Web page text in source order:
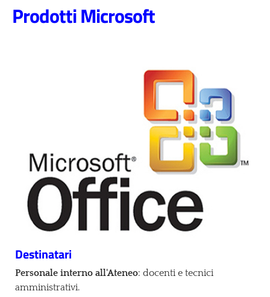
Prodotti Microsoft
Destinatari
Personale interno all'Ateneo: docenti e tecnici
amministrativi.